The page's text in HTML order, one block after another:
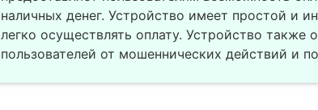
наличных денег. Устройство имеет простой и
легко осуществлять оплату. Устройство
пользователей от мошеннических действий и